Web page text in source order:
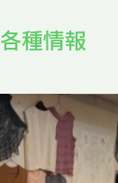
各種情報